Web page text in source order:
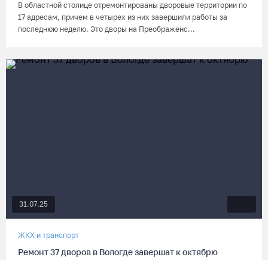
В областной столице отремонтированы дворовые территории по
17 адресам, причем в четырех из них завершили работы за
последнюю неделю. Это дворы на Преображенс...
31.07.25
ЖКХ и транспорт
Ремонт 37 дворов в Вологде завершат к октябрю